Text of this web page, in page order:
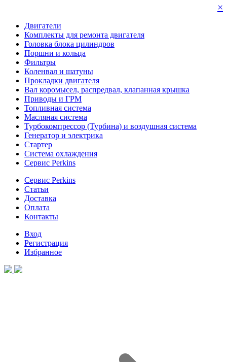
×
Двигатели
Комплекты для ремонта двигателя
Головка блока цилиндров
Поршни и кольца
Фильтры
Коленвал и шатуны
Прокладки двигателя
Вал коромысел, распредвал, клапанная крышка
Приводы и ГРМ
Топливная система
Масляная система
Турбокомпрессор (Турбина) и воздушная система
Генератор и электрика
Стартер
Система охлаждения
Сервис Perkins
Сервис Perkins
Статьи
Доставка
Оплата
Контакты
Вход
Регистрация
Избранное